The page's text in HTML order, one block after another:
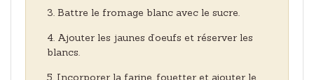
Battre le fromage blanc avec le sucre.
Ajouter les jaunes d’oeufs et réserver les
blancs.